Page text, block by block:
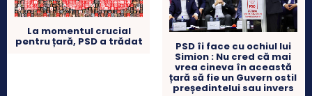
La momentul crucial
pentru țară, PSD a trădat PSD îi face cu ochiul lui
Simion : Nu cred că mai
vrea cineva în această
țară să fie un Guvern ostil
președintelui sau invers